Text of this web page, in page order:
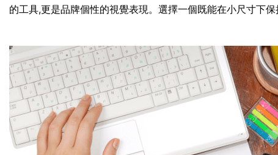
的工具,更是品牌個性的視覺表現。選擇一個既能在小尺寸下